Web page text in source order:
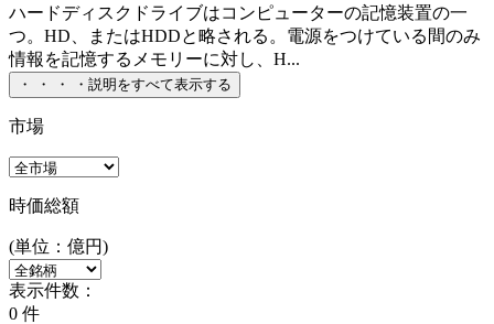
ハードディスクドライブはコンピューターの記憶装置の一
つ。HD、またはHDDと略される。電源をつけている間のみ
情報を記憶するメモリーに対し、H...
・ ・ ・ ・ 説明をすべて表示する
市場
時価総額
(単位：億円)
表示件数：
0 件